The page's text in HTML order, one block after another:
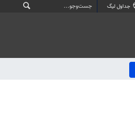
جداول لیگ